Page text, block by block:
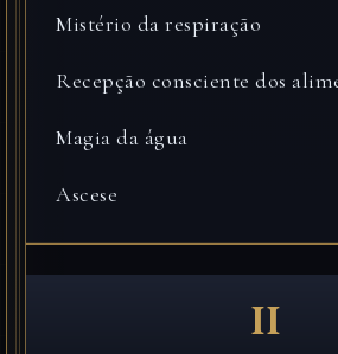
Mistério da respiração
Recepção consciente dos
Magia da água
Ascese
II